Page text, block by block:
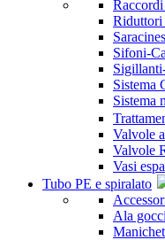
Riduttori
Sifoni-
Sistema
Sistema
Valvole
Valvole
Vasi
Tubo PE e spiralato
Ala